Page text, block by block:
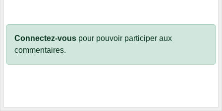
Connectez-vous pour pouvoir participer aux
commentaires.